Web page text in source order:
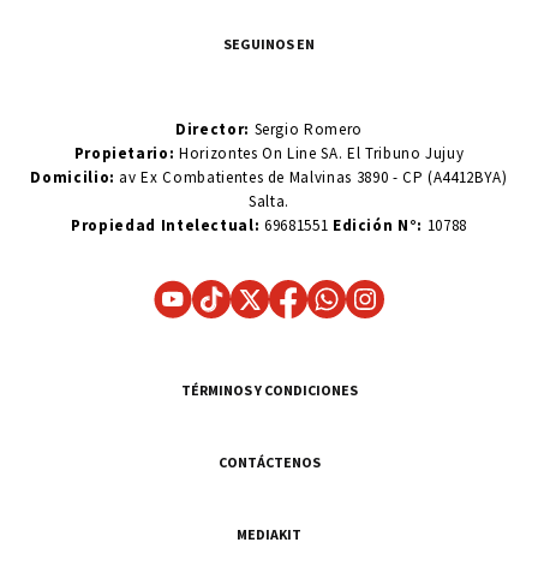
SEGUINOS EN
Director: Sergio Romero
Propietario:Horizontes On Line SA. El Tribuno Jujuy
Domicilio: av Ex Combatientes de Malvinas 3890 - CP (A4412BYA)
Salta.
Propiedad Intelectual: 69681551 Edición N°: 10788
TÉRMINOS Y CONDICIONES
CONTÁCTENOS
MEDIAKIT